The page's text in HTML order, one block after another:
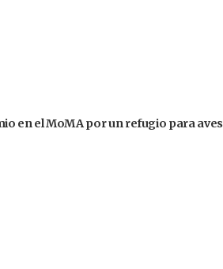
en el MoMA por un refugio para aves